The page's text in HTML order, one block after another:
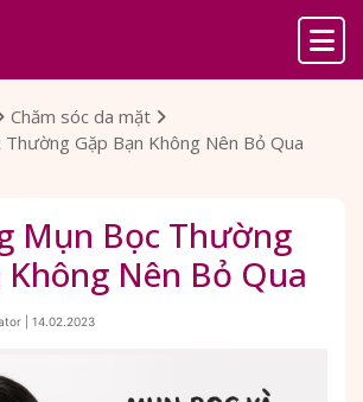
Chăm sóc da mặt
Thường Gặp Bạn Không Nên Bỏ Qua
Mụn Bọc Thường
Không Nên Bỏ Qua
| 14.02.2023